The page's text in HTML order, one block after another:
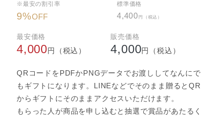
※最安の割引率
9%OFF
標準価格
4,400 円（税込）
最安価格
4,000円（税込）
販売価格
4,000円（税込）
QRコードをPDFかPNGデータでお渡ししてなんにで
もギフトになります。LINEなどでそのまま贈るとQR
からギフトにそのままアクセスいただけます。
もらった人が商品を申し込むと抽選で賞品があたるく